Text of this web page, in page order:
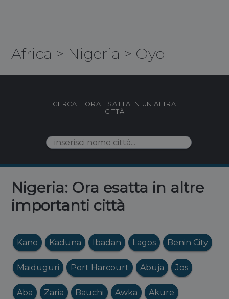
Africa > Nigeria > Oyo
CERCA L'ORA ESATTA IN UN'ALTRA
CITTÀ
Nigeria: Ora esatta in altre
importanti città
Kano Kaduna Ibadan Lagos Benin City
Maiduguri Port Harcourt Abuja Jos
Aba Zaria Bauchi Awka Akure